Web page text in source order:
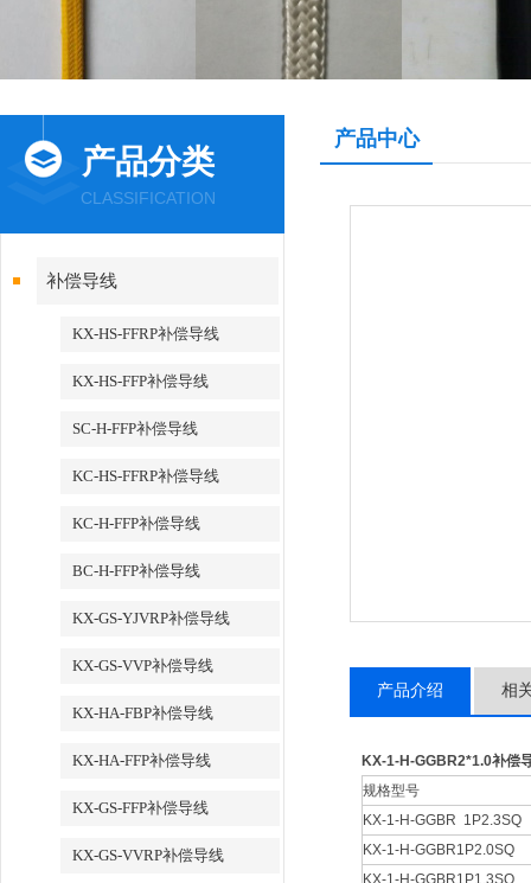
产品分类
CLASSIFICATION
补偿导线
KX-HS-FFRP补偿导线
KX-HS-FFP补偿导线
SC-H-FFP补偿导线
KC-HS-FFRP补偿导线
KC-H-FFP补偿导线
BC-H-FFP补偿导线
KX-GS-YJVRP补偿导线
KX-GS-VVP补偿导线
KX-HA-FBP补偿导线
KX-HA-FFP补偿导线
KX-GS-FFP补偿导线
KX-GS-VVRP补偿导线
产品中心
产品介绍 相
KX-1-H-GGBR2*1.0补偿
规格型号
KX-1-H-GGBR
KX-1-H-GGBR1P2.0SQ
KX-1-H-GGBR1P1.3SQ